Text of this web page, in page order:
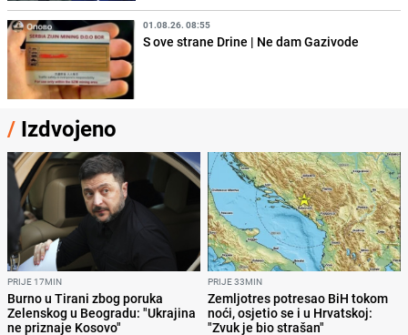
01.08.26. 08:55
S ove strane Drine | Ne dam Gazivode
/ Izdvojeno
PRIJE 17MIN
Burno u Tirani zbog poruka
Zelenskog u Beogradu: "Ukrajina
ne priznaje Kosovo"
PRIJE 33MIN
Zemljotres potresao BiH tokom
noći, osjetio se i u Hrvatskoj:
"Zvuk je bio strašan"